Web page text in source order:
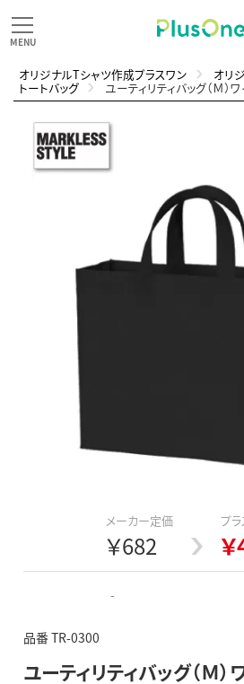
オリジナルTシャツ作成プラスワン オリ
トートバッグ ユーティリティバッグ（Ｍ）
メーカー定価
￥682
プ
-
品番 TR-0300
ユーティリティバッグ（Ｍ）